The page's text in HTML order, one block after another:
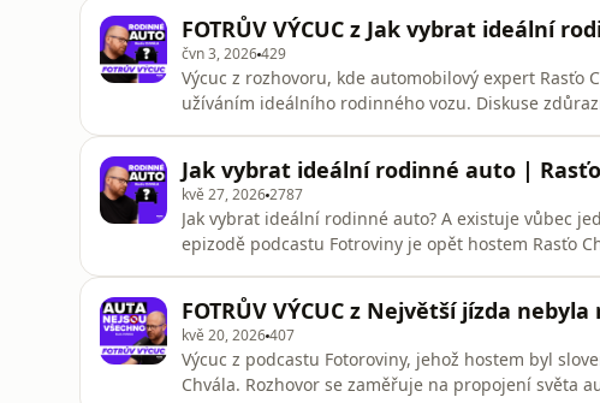
odrážedlech, učení na kole, největších chybách
s dětmi i
FOTRŮV VÝCUC z Jak vybrat ideální
čvn 3, 2026429
Výcuc z rozhovoru, kde automobilový expert Rasťo
užíváním ideálního rodinného vozu. Diskuse
po výhody moderníc
Jak vybrat ideální rodinné auto | Rasťo
kvě 27, 20262787
Jak vybrat ideální rodinné auto? A existuje vůbec
epizodě podcastu Fotroviny je opět hostem Rasťo
praktické vychytávky, které ocení každý táta a
expert vysvět
FOTRŮV VÝCUC z Největší jízda
kvě 20, 2026407
Výcuc z podcastu Fotoroviny, jehož hostem byl
Chvála. Rozhovor se zaměřuje na propojení světa